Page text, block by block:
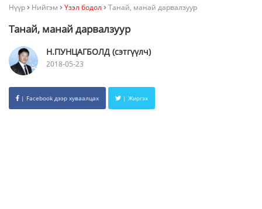
Нүүр Нийгэм Үзэл бодол Танай, манай дарвалзуур
Танай, манай дарвалзуур
Н.ПУНЦАГБОЛД (сэтгүүлч)
2018-05-23
| Facebook дээр хуваалцах | Жиргэх